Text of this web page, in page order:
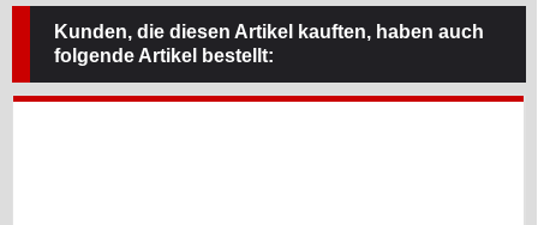
Kunden, die diesen Artikel kauften, haben auch
folgende Artikel bestellt: